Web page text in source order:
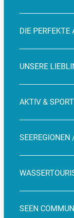
DIE PERFEKTE
UNSERE
AKTIV & SPORT
SEEN